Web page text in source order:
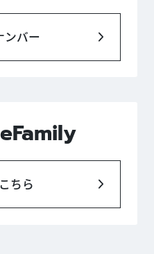
ンバー
ちら